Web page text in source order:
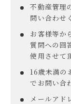
不動産管理
問い合わせ
お客様等か
質問への回
使用させて
16歳未満の
でお問い合
メールアド